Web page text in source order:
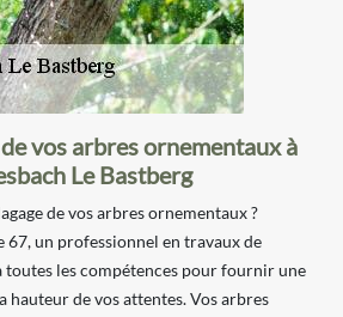
de vos arbres ornementaux à
Le Bastberg
de vos arbres ornementaux ?
67, un professionnel en travaux de
toutes les compétences pour fournir une
hauteur de vos attentes. Vos arbres